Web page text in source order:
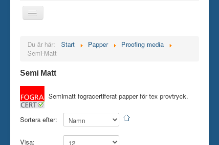
Bläck
Papper
Skrivare
Tillbehör
Kontakt oss
Du är här: Start Papper
Proofing media
Semi-Matt
Semi Matt
Semimatt fogracertiferat papper för tex provtryck.
Sortera efter:
Visa: